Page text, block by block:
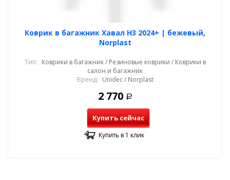
Коврик в багажник Хавал Н3 2024+ | бежевый,
Norplast
Тип: Коврики в багажник / Резиновые коврики / Коврики в
салон и багажник
Бренд: Unidec / Norplast
2 770 Р
Купить сейчас
Купить в 1 клик